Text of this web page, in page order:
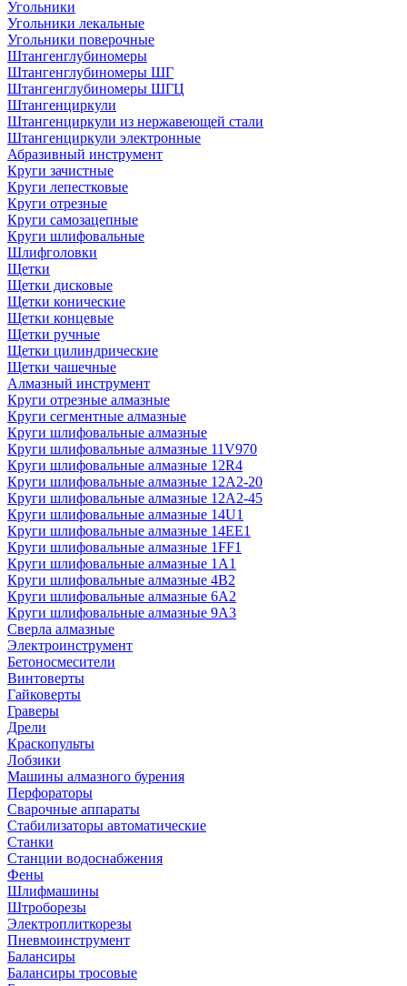
Угольники
Угольники лекальные
Угольники поверочные
Штангенглубиномеры
Штангенглубиномеры ШГ
Штангенглубиномеры ШГЦ
Штангенциркули
Штангенциркули из нержавеющей стали
Штангенциркули электронные
Абразивный инструмент
Круги зачистные
Круги лепестковые
Круги отрезные
Круги самозацепные
Круги шлифовальные
Шлифголовки
Щетки
Щетки дисковые
Щетки конические
Щетки концевые
Щетки ручные
Щетки цилиндрические
Щетки чашечные
Алмазный инструмент
Круги отрезные алмазные
Круги сегментные алмазные
Круги шлифовальные алмазные
Круги шлифовальные алмазные 11V970
Круги шлифовальные алмазные 12R4
Круги шлифовальные алмазные 12А2-20
Круги шлифовальные алмазные 12А2-45
Круги шлифовальные алмазные 14U1
Круги шлифовальные алмазные 14ЕЕ1
Круги шлифовальные алмазные 1FF1
Круги шлифовальные алмазные 1А1
Круги шлифовальные алмазные 4В2
Круги шлифовальные алмазные 6A2
Круги шлифовальные алмазные 9А3
Сверла алмазные
Электроинструмент
Бетоносмесители
Винтоверты
Гайковерты
Граверы
Дрели
Краскопульты
Лобзики
Машины алмазного бурения
Перфораторы
Сварочные аппараты
Стабилизаторы автоматические
Станки
Станции водоснабжения
Фены
Шлифмашины
Штроборезы
Электроплиткорезы
Пневмоинструмент
Балансиры
Балансиры тросовые